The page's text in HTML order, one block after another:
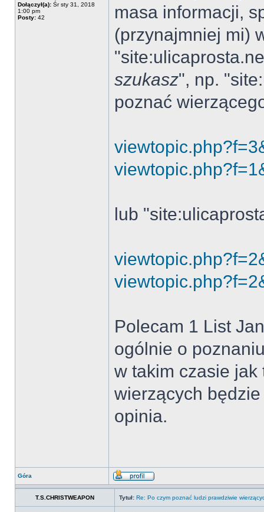
Dołączył(a): Śr sty 31, 2018
1:00 pm
Posty: 42
masa informacji,
(przynajmniej mi)
szukasz", np.
poznać
lub
Polecam 1 List
ogólnie o
w takim czasie
wierzących
opinia.
Góra
T.S.CHRISTWEAPON Tytuł: Re: Po czym poznać ludzi prawdziwie